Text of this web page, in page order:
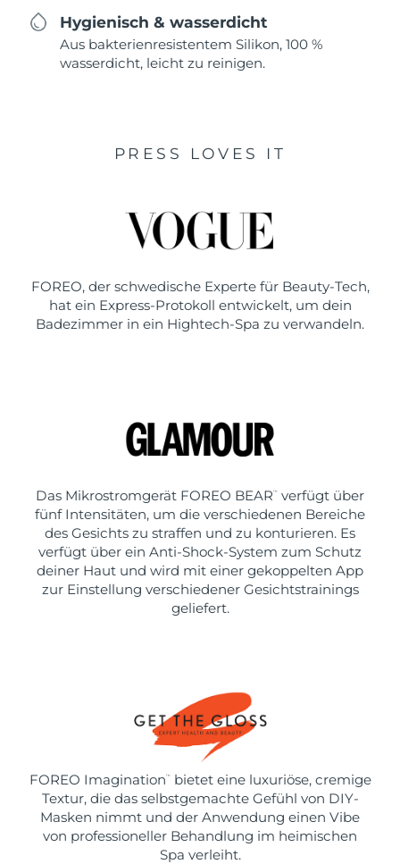
Hygienisch & wasserdicht
Aus bakterienresistentem Silikon, 100 %
wasserdicht, leicht zu reinigen.
PRESS LOVES IT
FOREO, der schwedische Experte für Beauty-Tech,
hat ein Express-Protokoll entwickelt, um dein
Badezimmer in ein Hightech-Spa zu verwandeln.
Das Mikrostromgerät FOREO BEAR ™
verfügt über
fünf Intensitäten, um die verschiedenen Bereiche
des Gesichts zu straffen und zu konturieren. Es
verfügt über ein Anti-Shock-System zum Schutz
deiner Haut und wird mit einer gekoppelten App
zur Einstellung verschiedener Gesichtstrainings
geliefert.
FOREO Imagination ™
bietet eine luxuriöse, cremige
Textur, die das selbstgemachte Gefühl von DIY-
Masken nimmt und der Anwendung einen Vibe
von professioneller Behandlung im heimischen
Spa verleiht.